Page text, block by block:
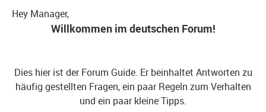
Hey Manager,
Willkommen im deutschen Forum!
Dies hier ist der Forum Guide. Er beinhaltet Antworten zu
häufig gestellten Fragen, ein paar Regeln zum Verhalten
und ein paar kleine Tipps.